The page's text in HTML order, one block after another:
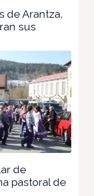
de Arantza,
sus
de
pastoral de